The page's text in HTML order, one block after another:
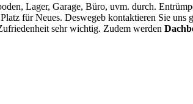
Lager, Garage, Büro, uvm. durch.
für Neues. Deswegeb kontaktieren Sie uns
sehr wichtig. Zudem werden